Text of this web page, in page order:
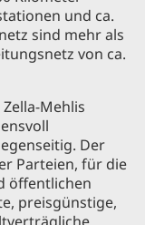
und ca.
sind mehr als
von ca.
Mehlis
Der
Parteien, für die
öffentlichen
preisgünstige,